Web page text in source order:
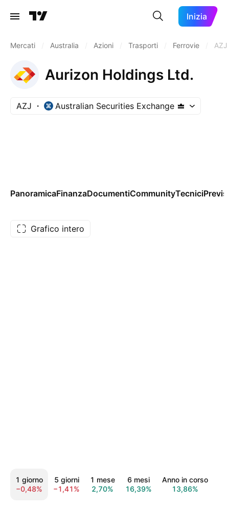
Inizia
Mercati Australia Azioni Trasporti Ferrovie AZJ
Aurizon Holdings Ltd.
AZJ Australian Securities Exchange
PanoramicaFinanzaDocumentiCommunityTecnici
Grafico intero
1 giorno
−0,48%
5 giorni
−1,41%
1 mese
2,70%
6 mesi
16,39%
Anno in corso
13,86%